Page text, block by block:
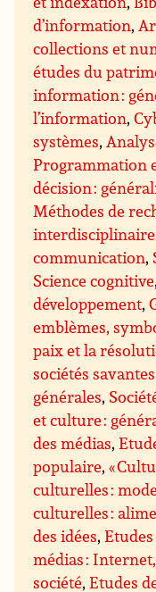
d’information,
collections et
études du
information :
l’information,
systèmes,
Programmation
décision :
Méthodes de
communication,
Science cognitive
développement,
emblèmes,
paix et la
sociétés
générales,
et culture :
des médias,
populaire,«
culturelles :
culturelles :
des idées,
médias :
société,Etudes